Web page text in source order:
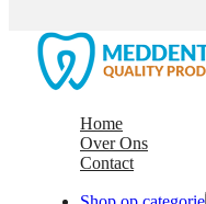
Home
Over Ons
Contact